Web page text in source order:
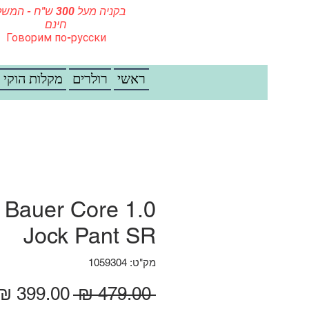
בקניה מעל 300 ש"ח -
חינם
Говорим по-русски
ראשי רולרים מקלות הוקי
Bauer Core 1.0
Jock Pant SR
מק"ט: 1059304
‏479.00 ‏₪ מחיר רגיל